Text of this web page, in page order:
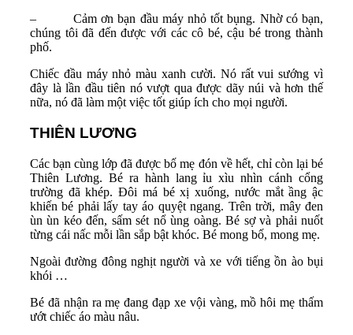
– Cảm ơn bạn đầu máy nhỏ tốt bụng. Nhờ có bạn,
chúng tôi đã đến được với các cô bé, cậu bé trong thành
phố.
Chiếc đầu máy nhỏ màu xanh cười. Nó rất vui sướng vì
đây là lần đầu tiên nó vượt qua được dãy núi và hơn thế
nữa, nó đã làm một việc tốt giúp ích cho mọi người.
THIÊN LƯƠNG
Các bạn cùng lớp đã được bố mẹ đón về hết, chỉ còn lại bé
Thiên Lương. Bé ra hành lang ỉu xìu nhìn cánh cổng
trường đã khép. Đôi má bé xị xuống, nước mắt ầng ậc
khiến bé phải lấy tay áo quyệt ngang. Trên trời, mây đen
ùn ùn kéo đến, sấm sét nổ ùng oàng. Bé sợ và phải nuốt
từng cái nấc mỗi lần sắp bật khóc. Bé mong bố, mong mẹ.
Ngoài đường đông nghịt người và xe với tiếng ồn ào bụi
khói …
Bé đã nhận ra mẹ đang đạp xe vội vàng, mồ hôi mẹ thấm
ướt chiếc áo màu nâu.